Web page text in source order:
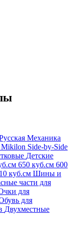
Механика
Mikilon Side-by-Side
Детские
650 куб.см 600
куб.см Шины и
части для
для
для
Двухместные